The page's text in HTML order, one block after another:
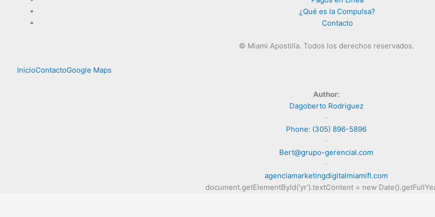
¿Qué es la Compulsa?
Contacto
© Miami Apostilla. Todos los derechos reservados.
InicioContactoGoogle Maps
Author:
Dagoberto Rodriguez
·
Phone: (305) 896-5896
·
Bert@grupo-gerencial.com
·
agenciamarketingdigitalmiamifl.com
document.getElementById('yr').textContent = new